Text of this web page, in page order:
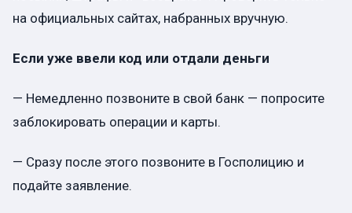
на официальных сайтах, набранных вручную.
Если уже ввели код или отдали деньги
— Немедленно позвоните в свой банк — попросите
заблокировать операции и карты.
— Сразу после этого позвоните в Госполицию и
подайте заявление.